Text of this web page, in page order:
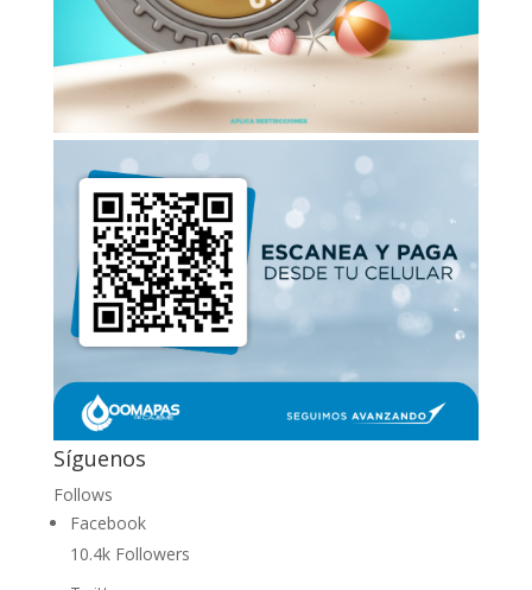
Síguenos
Follows
Facebook
10.4k Followers